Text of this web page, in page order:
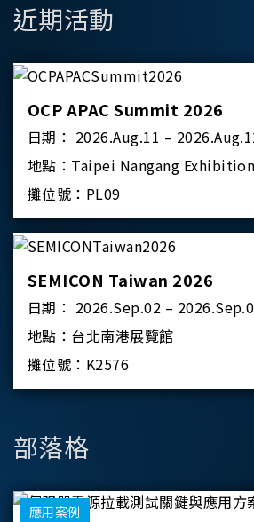
近期活動
OCP APAC Summit 2026
日期： 2026.Aug.11 –
地點： Taipei Nangang
攤位號： PL09
SEMICON Taiwan 2026
日期： 2026.Sep.02 –
地點： 台北南港展覽館
攤位號： K2576
部落格
應用案例